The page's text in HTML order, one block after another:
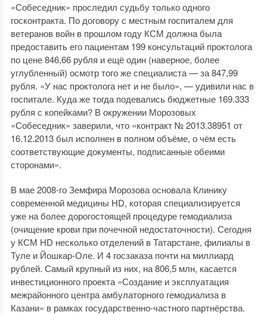
«Собеседник» проследил судьбу только одного
госконтракта. По договору с местным госпиталем для
ветеранов войн в прошлом году КСМ должна была
предоставить его пациентам 199 консультаций проктолога
по цене 846,66 рубля и ещё один (наверное, более
углубленный) осмотр того же специалиста — за 847,99
рубля. «У нас проктолога нет и не было», — удивили нас в
госпитале. Куда же тогда подевались бюджетные 169.333
рубля с копейками? В окружении Морозовых
«Собеседник» заверили, что «контракт № 2013.38951 от
16.12.2013 был исполнен в полном объёме, о чём есть
соответствующие документы, подписанные обеими
сторонами».
В мае 2008-го Земфира Морозова основала Клинику
современной медицины HD, которая специализируется
уже на более дорогостоящей процедуре гемодиализа
(очищение крови при почечной недостаточности). Сегодня
у КСМ HD несколько отделений в Татарстане, филиалы в
Туле и Йошкар-Оле. И 4 госзаказа почти на миллиард
рублей. Самый крупный из них, на 806,5 млн, касается
инвестиционного проекта «Создание и эксплуатация
межрайонного центра амбулаторного гемодиализа в
Казани» в рамках государственно-частного партнёрства.